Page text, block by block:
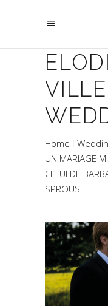
Home
UN MARIAGE
CELUI DE
SPROUSE